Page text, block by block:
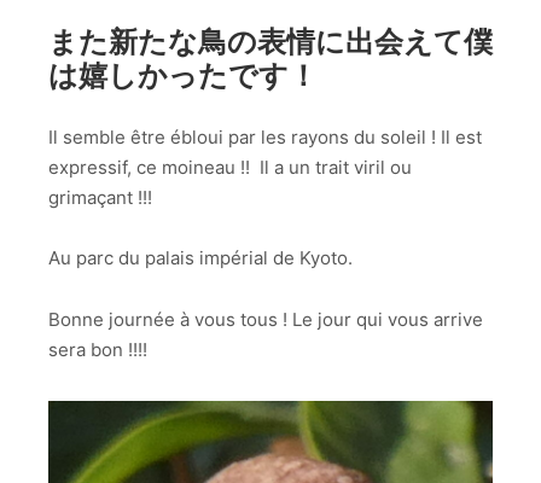
また新たな鳥の表情に出会えて僕
は嬉しかったです！
Il semble être ébloui par les rayons du soleil ! Il est
expressif, ce moineau !! Il a un trait viril ou
grimaçant !!!
Au parc du palais impérial de Kyoto.
Bonne journée à vous tous ! Le jour qui vous arrive
sera bon !!!!